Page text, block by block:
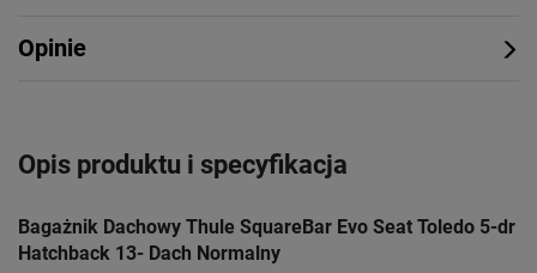
Opinie
Opis produktu i specyfikacja
Bagażnik Dachowy Thule SquareBar Evo Seat Toledo 5-dr
Hatchback 13- Dach Normalny